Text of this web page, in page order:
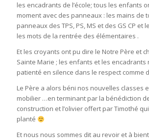
les encadrants de l’école; tous les enfants
moment avec des panneaux : les mains de
panneaux des TPS, PS, MS et des GS CP et
les mots de la rentrée des élémentaires .
Et les croyants ont pu dire le Notre Père et
Sainte Marie ; les enfants et les encadrants
patienté en silence dans le respect comme
Le Père a alors béni nos nouvelles classes
mobilier …en terminant par la bénédiction
construction et l’olivier offert par Timothé qui
planté
Et nous nous sommes dit au revoir et à